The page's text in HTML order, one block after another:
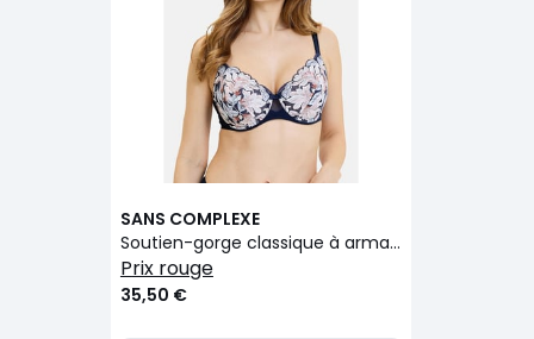
SANS COMPLEXE
Soutien-gorge classique à armatures ROSA
prix rouge
35,50 €